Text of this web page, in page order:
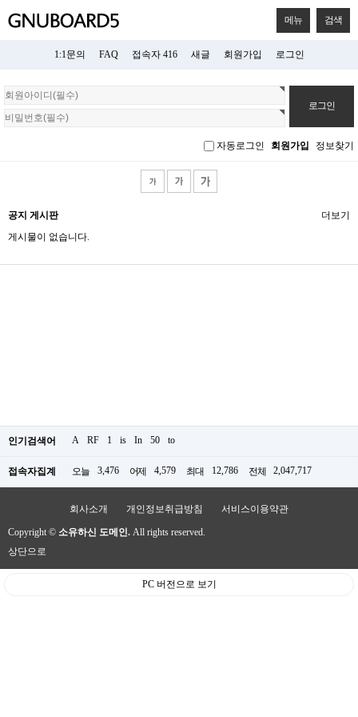
메뉴 검색
1:1문의 FAQ 접속자 416 새글 회원가입 로그인
회
원
로
자동로그인 회원가입 정보찾기
공지 게시판
게시물이 없습니다.
더보기
인기검색어 A RF 1 is In 50 to
접속자집계 오늘 3,476 어제 4,579 최대 12,786 전체 2,047,717
회사소개 개인정보취급방침 서비스이용약관
Copyright © 소유하신 도메인. All rights reserved.
상단으로
PC 버전으로 보기